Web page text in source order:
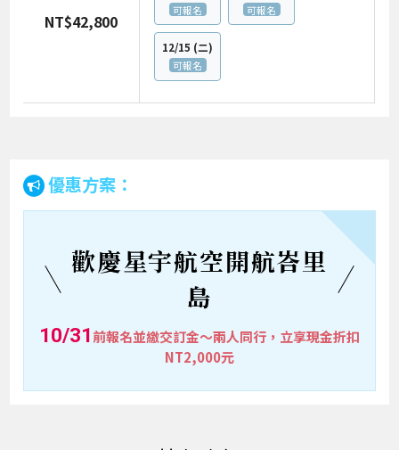
優惠方案：
歡慶星宇航空開航峇里
島
10/31前報名並繳交訂金～兩人同行，立享現金折扣
NT2,000元
NT$42,800
可報名
可報名
12/15 (二)
可報名